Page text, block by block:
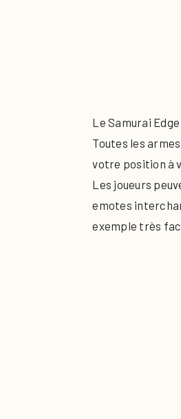
Le Samurai
Toutes les
votre position à
Les joueurs
emotes
exemple très